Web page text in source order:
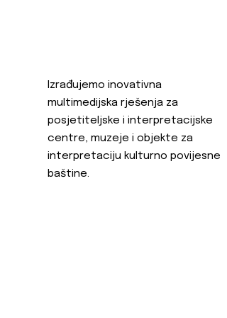
Izrađujemo inovativna
multimedijska rješenja za
posjetiteljske i interpretacijske
centre, muzeje i objekte za
interpretaciju kulturno povijesne
baštine.